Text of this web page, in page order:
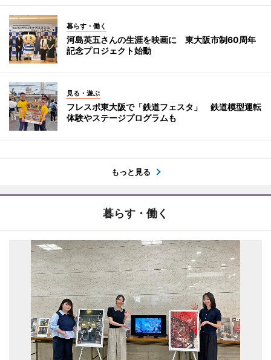
暮らす・働く
河島英五さんの生涯を映画に 東大阪市制60周年
記念プロジェクト始動
見る・遊ぶ
フレスポ東大阪で「鉄道フェスタ」 鉄道模型運転
体験やステージプログラムも
もっと見る
暮らす・働く